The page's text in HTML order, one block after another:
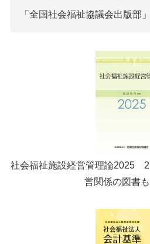
「全国社会福祉協議会出版部
社会福祉施設経営管理論2025
営関係の図書も